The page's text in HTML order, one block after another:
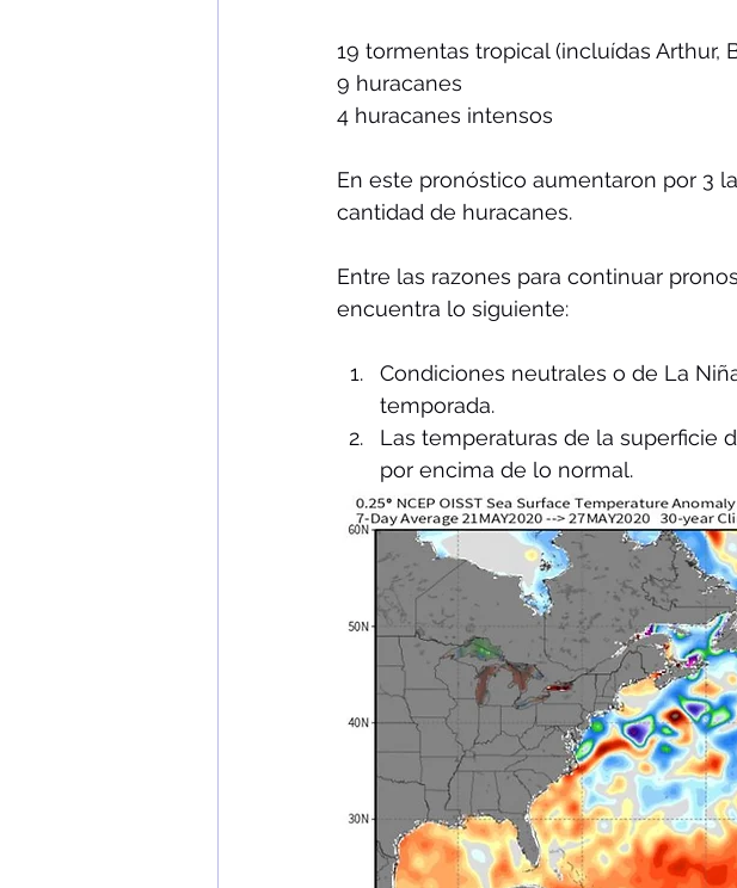
19 tormentas tropical (incluídas Arthur,
9 huracanes
4 huracanes intensos
En este pronóstico aumentaron por 3
cantidad de huracanes.
Entre las razones para continuar
encuentra lo siguiente:
Condiciones neutrales o de La
temporada.
Las temperaturas de la superficie
por encima de lo normal.